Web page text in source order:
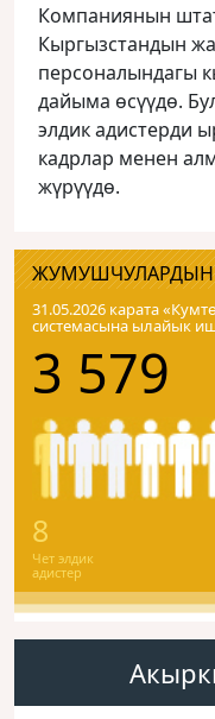
Компаниянын
Кыргызстандын
персоналындагы
дайыма өсүүдө.
элдик адистерди
кадрлар менен
жүрүүдө.
31.05.2026 карата
системасына ылайык
3 579
8
Чет элдик
адистер